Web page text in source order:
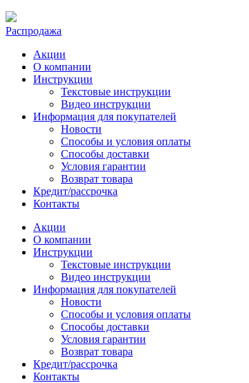
Распродажа
Акции
О компании
Инструкции
Текстовые инструкции
Видео инструкции
Информация для покупателей
Новости
Способы и условия оплаты
Способы доставки
Условия гарантии
Возврат товара
Кредит/рассрочка
Контакты
Акции
О компании
Инструкции
Текстовые инструкции
Видео инструкции
Информация для покупателей
Новости
Способы и условия оплаты
Способы доставки
Условия гарантии
Возврат товара
Кредит/рассрочка
Контакты